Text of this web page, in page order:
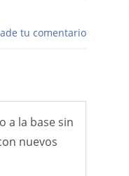
tu comentario
a la base sin
nuevos